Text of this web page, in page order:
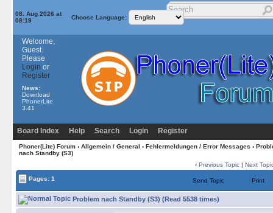
08. Aug 2026 at
08:19
Choose Language:
Welcome,
Guest.
Please
Login or
Register
News:
Download
PhonerLite
3.41
Board Index Help Search Login Register
Phoner(Lite) Forum› Allgemein / General › Fehlermeldungen / Error Messages ›
nach Standby (S3)
‹ Previous Topic | Next
Pages: 1 Send Topic Print
Problem nach Standby (S3) (Read 5538 times)